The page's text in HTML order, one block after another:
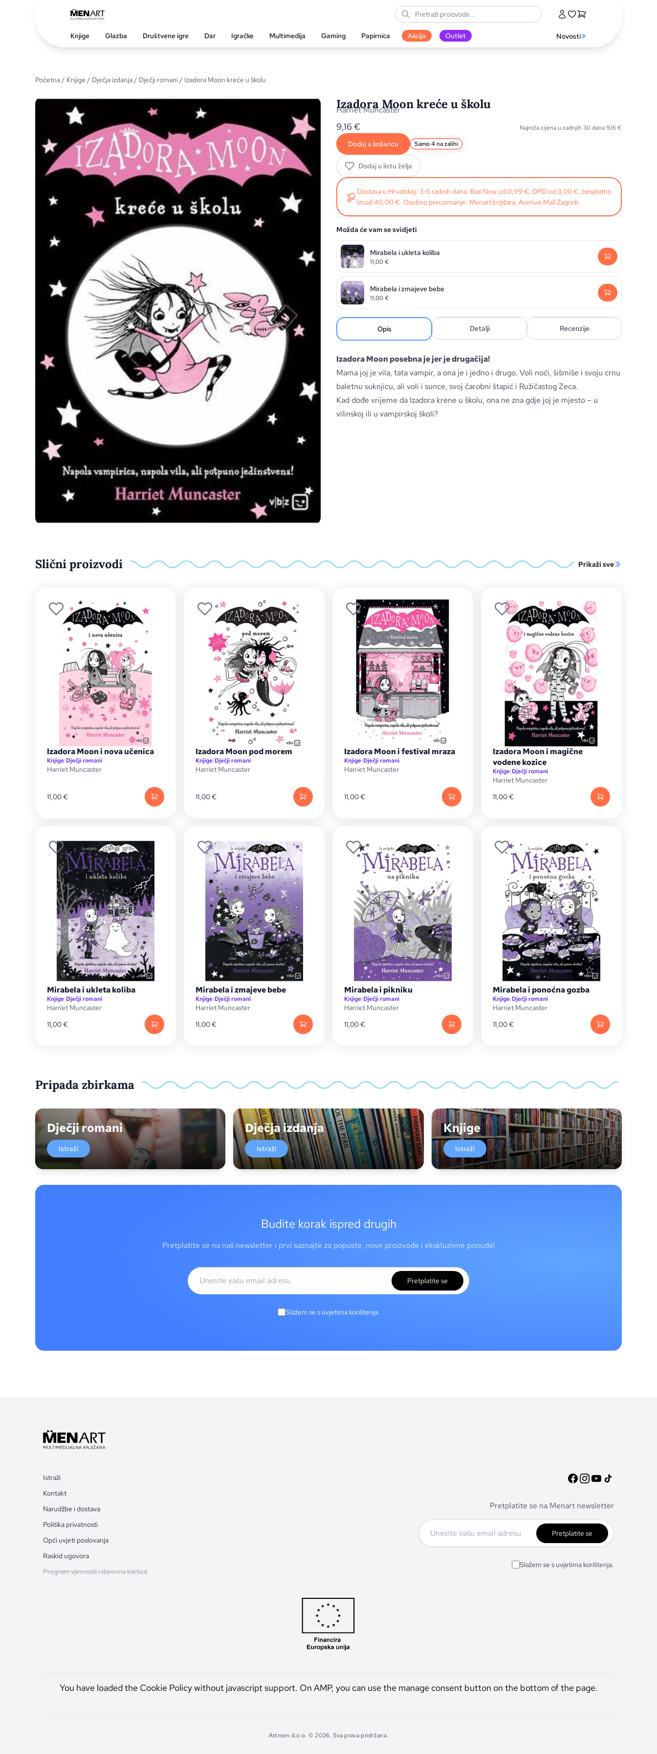
Knjige Glazba Društvene igre Dar Igračke Multimedija Gaming Papirnica Akcija Outlet Novosti
Početna/ Knjige / Dječja izdanja/ Dječji romani/ Izadora Moon kreće u školu
Izadora Moon kreće u školu
Harriet Muncaster
9,16 € Najniža cijena u zadnjih 30 dana9,16€
Dodaj u košaricu Samo 4 na zalihi
Dodaj u listu želja
Dostava u Hrvatskoj: 3-5 radnih dana. Box Now od 0,99 €, DPD od 3,00 €, besplatno
iznad 40,00 €. Osobno preuzimanje: Menart knjižara, Avenue Mall Zagreb.
Možda će vam se svidjeti
Mirabela i ukleta koliba
11,00€
Mirabela i zmajeve bebe
11,00€
Opis Detalji Recenzije
Izadora Moon posebna je jer je drugačija!
Mama joj je vila, tata vampir, a ona je i jedno i drugo. Voli noći, šišmiše i svoju crnu
baletnu suknjicu, ali voli i sunce, svoj čarobni štapić i Ružičastog Zeca.
Kad dođe vrijeme da Izadora krene u školu, ona ne zna gdje joj je mjesto – u
vilinskoj ili u vampirskoj školi?
Slični proizvodi Prikaži sve
Izadora Moon i nova učenica
Knjige|Dječji romani
Harriet Muncaster
11,00€
Izadora Moon pod morem
Knjige|Dječji romani
Harriet Muncaster
11,00€
Izadora Moon i festival mraza
Knjige|Dječji romani
Harriet Muncaster
11,00€
Izadora Moon i magične
vodene kozice
Knjige|Dječji romani
Harriet Muncaster
11,00€
Mirabela i ukleta koliba
Knjige|Dječji romani
Harriet Muncaster
11,00€
Mirabela i zmajeve bebe
Knjige|Dječji romani
Harriet Muncaster
11,00€
Mirabela i pikniku
Knjige|Dječji romani
Harriet Muncaster
11,00€
Mirabela i ponoćna gozba
Knjige|Dječji romani
Harriet Muncaster
11,00€
Pripada zbirkama
Dječji romani
Istraži
Dječja izdanja
Istraži
Knjige
Istraži
Budite korak ispred drugih
Pretplatite se na naš newsletter i prvi saznajte za popuste, nove proizvode i ekskluzivne ponude!
Pretplatite se
Slažem se s uvjetima korištenja.
Istraži
Kontakt
Narudžbe i dostava
Politika privatnosti
Opći uvjeti poslovanja
Raskid ugovora
Program vjernosti i darovna kartica
Pretplatite se na Menart newsletter
Pretplatite se
Slažem se s uvjetima korištenja.
You have loaded the Cookie Policy without javascript support. On AMP, you can use the manage consent button on the bottom of the page.
Artmen d.o.o. © 2026. Sva prava pridržana.